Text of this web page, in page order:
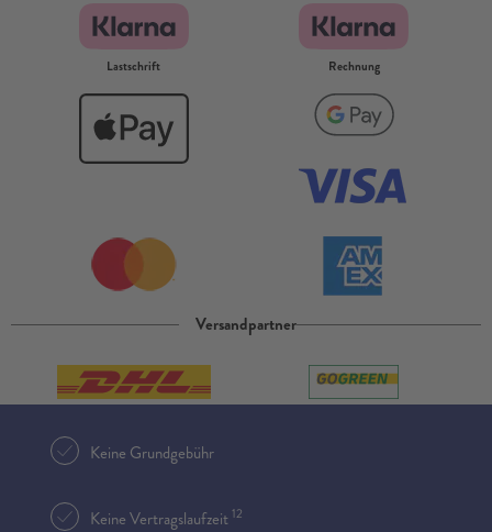
Lastschrift Rechnung
Versandpartner
Keine Grundgebühr
Keine Vertragslaufzeit12